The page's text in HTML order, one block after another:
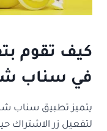
كيف تقوم
في سناب
لتفعيل زر الاشتراك